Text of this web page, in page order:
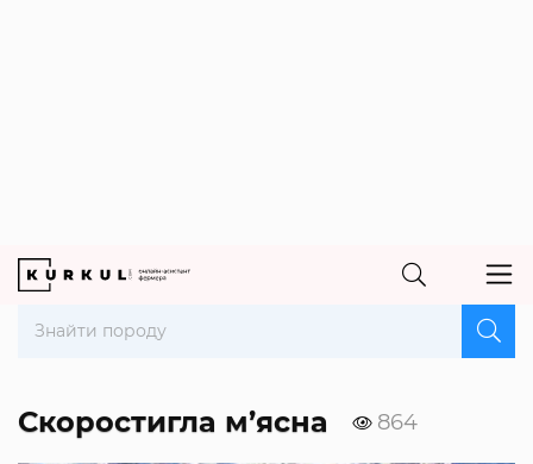
Скоростигла м’ясна 864